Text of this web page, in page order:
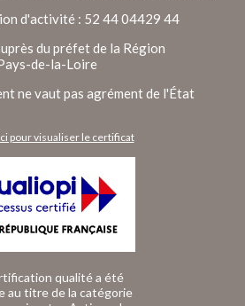
d'activité : 52 44 04429 44
du préfet de la Région
de-la-Loire
ne vaut pas agrément de l'État
pour visualiser le certificat
qualité a été
au titre de la catégorie